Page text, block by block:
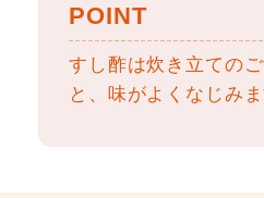
POINT
すし酢は炊き立ての
と、味がよくなじみま